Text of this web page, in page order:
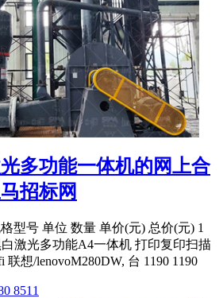
多功能一体机的网上合
招标网
型号 单位 数量 单价(元) 总价(元) 1
激光多功能A4一体机 打印复印扫描
想/lenovoM280DW, 台 1190 1190
8511